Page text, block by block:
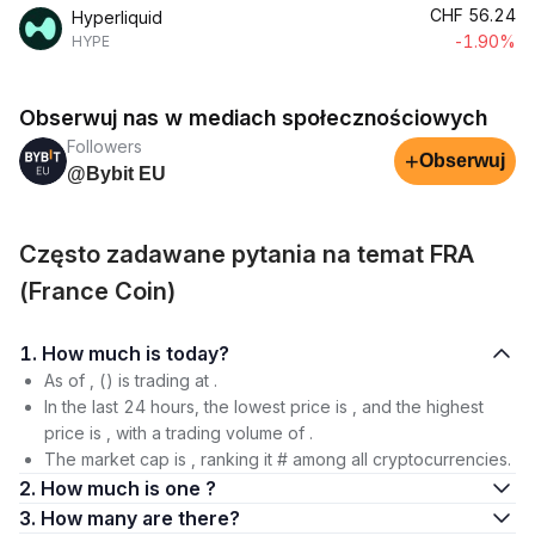
Hyperliquid
HYPE
CHF 56.24
-1.90%
Obserwuj nas w mediach społecznościowych
Followers
@Bybit EU
+Obserwuj
Często zadawane pytania na temat FRA
(France Coin)
1. How much is today?
As of , () is trading at .
In the last 24 hours, the lowest price is , and the highest
price is , with a trading volume of .
The market cap is , ranking it # among all cryptocurrencies.
2. How much is one ?
3. How many are there?